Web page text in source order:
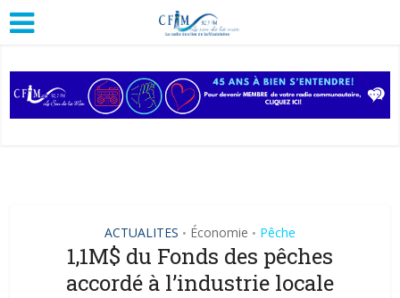
ACTUALITES • Économie • Pêche
1,1M$ du Fonds des pêches
accordé à l’industrie locale